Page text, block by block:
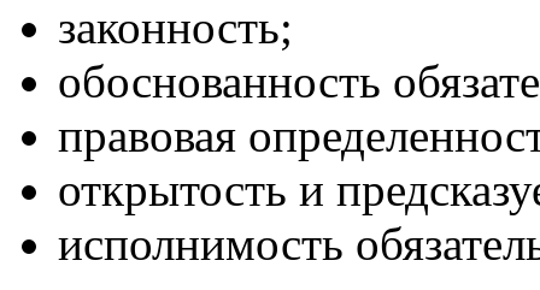
законность;
обоснованность
правовая
открытость и
исполнимость